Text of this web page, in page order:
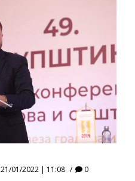
21/01/2022 | 11:08 0